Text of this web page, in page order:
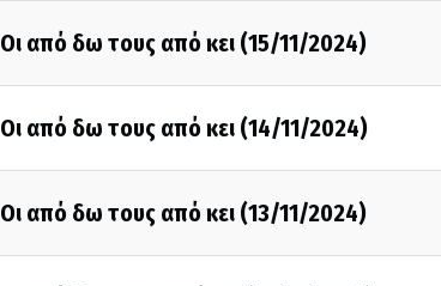
Οι από δω τους από κει (15/11/2024)
Οι από δω τους από κει (14/11/2024)
Οι από δω τους από κει (13/11/2024)